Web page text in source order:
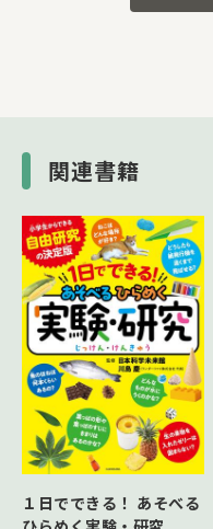
関連書籍
１日でできる！ あそべる